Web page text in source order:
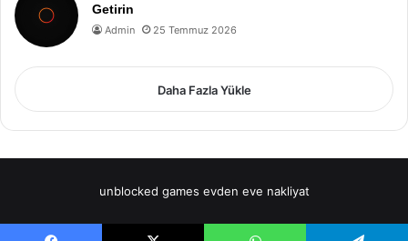
Getirin
Admin 25 Temmuz 2026
Daha Fazla Yükle
unblocked games evden eve nakliyat